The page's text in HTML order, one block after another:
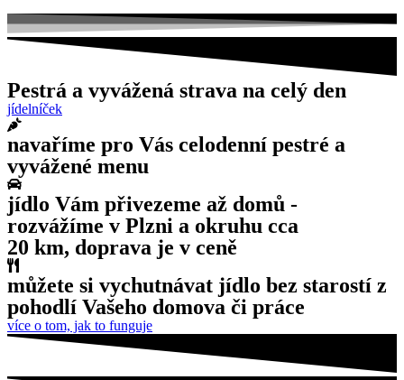
Pestrá a vyvážená strava na celý den
jídelníček
navaříme pro Vás celodenní pestré a
vyvážené menu
jídlo Vám přivezeme až domů -
rozvážíme v Plzni a okruhu cca
20 km, doprava je v ceně
můžete si vychutnávat jídlo bez starostí z
pohodlí Vašeho domova či práce
více o tom, jak to funguje